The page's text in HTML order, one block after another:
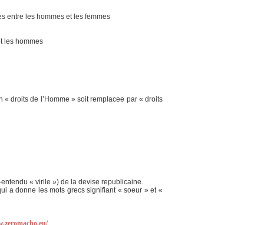
entre les hommes et les femmes
les hommes
droits de l’Homme » soit remplacee par « droits
« virile ») de la devise republicaine.
a donne les mots grecs signifiant « soeur » et «